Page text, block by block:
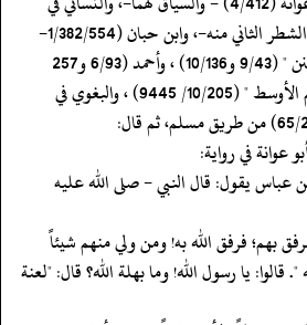
"الكبرى" (5/275/8873) - الشطر الثاني منه-، وابن حبان (1/382/554-
الإحسان) ، والبيهقي في "السنن " (9/43 و10/136) ، وأحمد (6/93 و257
و258) ، والطبراني في "المعجم الأوسط " (10/205/ 9445) ، والبغوي في
في رواية:
يقول: قال النبي - صلى الله عليه
بهم؛ فرفق الله به! ومن ولي منهم شيئاً
قالوا: يا رسول الله! وما بهلة الله؟ قال: "لعنة